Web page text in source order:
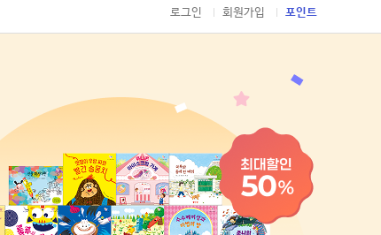
로그인 회원가입 포인트